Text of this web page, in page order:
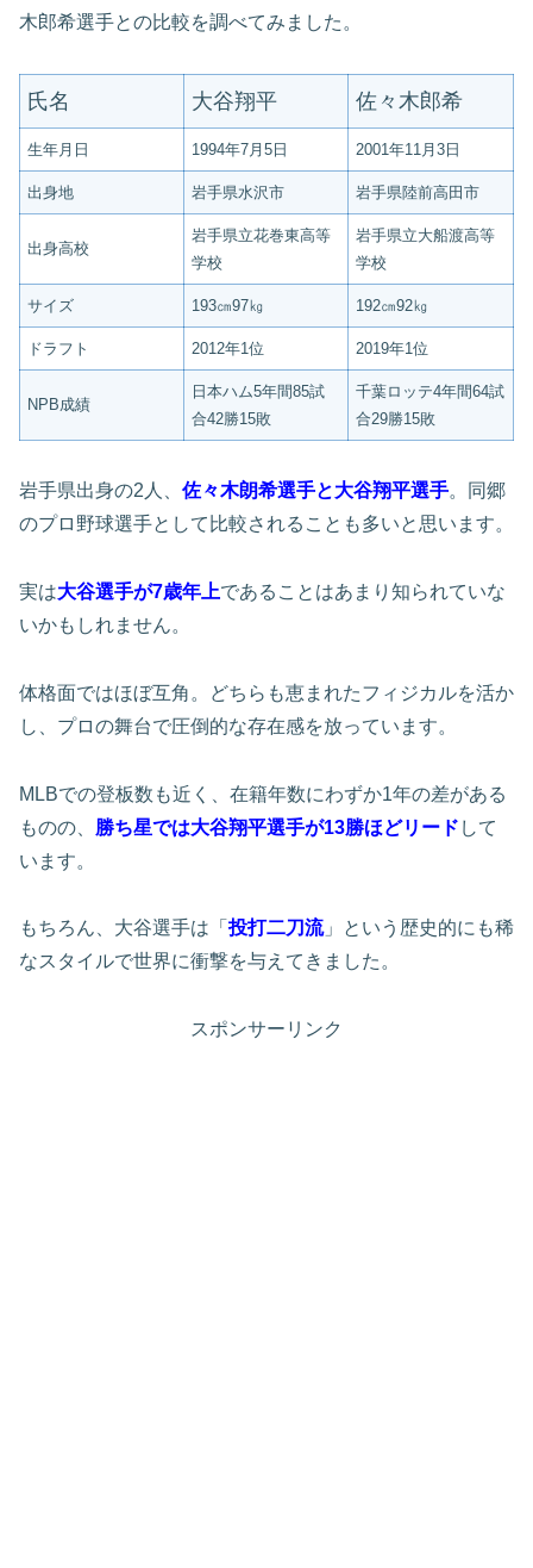
木郎希選手との比較を調べてみました。
氏名 大谷翔平 佐々木郎希
生年月日 1994年7月5日 2001年11月3日
出身地 岩手県水沢市 岩手県陸前高田市
出身高校
岩手県立花巻東高等
学校
岩手県立大船渡高等
学校
サイズ 193㎝97㎏ 192㎝92㎏
ドラフト 2012年1位 2019年1位
NPB成績
日本ハム5年間85試
合42勝15敗
千葉ロッテ4年間64試
合29勝15敗
岩手県出身の2人、 佐々木朗希選手と大谷翔平選手。同郷
のプロ野球選手として比較されることも多いと思います。
実は大谷選手が7歳年上であることはあまり知られていな
いかもしれません。
体格面ではほぼ互角。どちらも恵まれたフィジカルを活か
し、プロの舞台で圧倒的な存在感を放っています。
MLBでの登板数も近く、在籍年数にわずか1年の差がある
ものの、 勝ち星では大谷翔平選手が13勝ほどリード して
います。
もちろん、大谷選手は「投打二刀流」という歴史的にも稀
なスタイルで世界に衝撃を与えてきました。
スポンサーリンク